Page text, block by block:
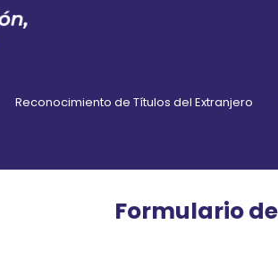
Reconocimiento de Títulos del Extranjero
Formulario